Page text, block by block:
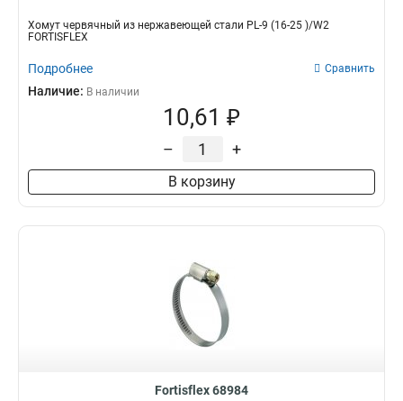
Хомут червячный из нержавеющей стали PL-9 (16-25 )/W2
FORTISFLEX
Подробнее Сравнить
Наличие: В наличии
10,61 ₽
– +
В корзину
Fortisflex 68984